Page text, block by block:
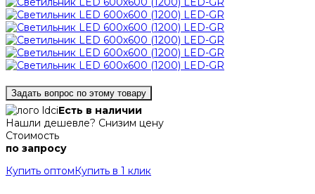
Задать вопрос по этому товару
Есть в наличии
Нашли дешевле? Снизим цену
Стоимость
по запросу
Купить оптомКупить в 1 клик